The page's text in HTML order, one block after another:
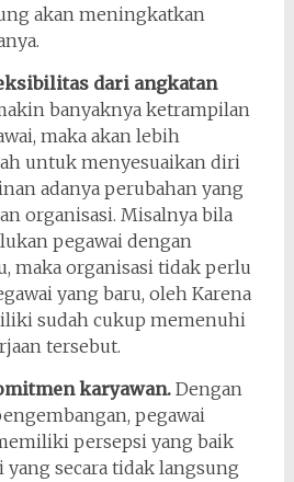
akan meningkatkan
dari angkatan
banyaknya ketrampilan
maka akan lebih
untuk menyesuaikan diri
adanya perubahan yang
organisasi. Misalnya bila
pegawai dengan
maka organisasi tidak perlu
yang baru, oleh Karena
sudah cukup memenuhi
tersebut.
karyawan.Dengan
pegawai
persepsi yang baik
secara tidak langsung